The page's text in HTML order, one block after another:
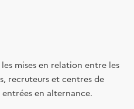
mises en relation entre les
recruteurs et centres de
en alternance.